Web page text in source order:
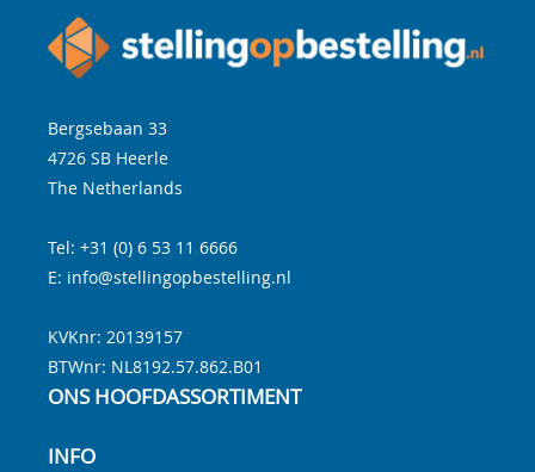
Bergsebaan 33
4726 SB Heerle
The Netherlands
Tel: +31 (0) 6 53 11 6666
E: info@stellingopbestelling.nl
KVKnr: 20139157
BTWnr: NL8192.57.862.B01
ONS HOOFDASSORTIMENT
INFO